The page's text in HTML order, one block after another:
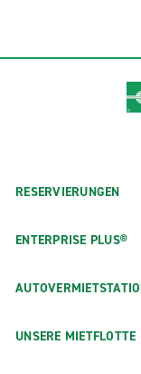
RESERVIERUNGEN
ENTERPRISE PLUS®
UNSERE MIETFLOTTE